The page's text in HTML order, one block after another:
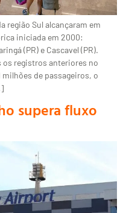
região Sul alcançaram em
iniciada em 2000:
(PR) e Cascavel (PR).
registros anteriores no
de passageiros, o
supera fluxo